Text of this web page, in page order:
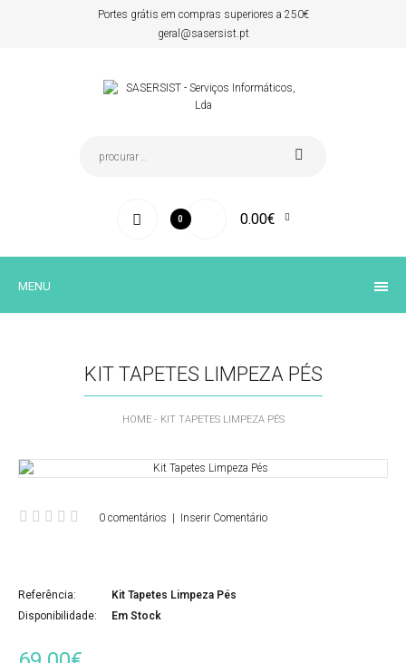
Portes grátis em compras superiores a 250€
geral@sasersist.pt
0 0.00€
MENU
KIT TAPETES LIMPEZA PÉS
HOME KIT TAPETES LIMPEZA PÉS
0 comentários Inserir Comentário
Referência:
Kit Tapetes Limpeza Pés
Disponibilidade:
Em Stock